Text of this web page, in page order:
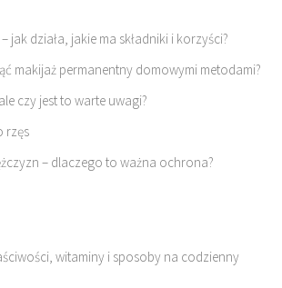
jak działa, jakie ma składniki i korzyści?
makijaż permanentny domowymi metodami?
czy jest to warte uwagi?
rzęs
– dlaczego to ważna ochrona?
witaminy i sposoby na codzienny